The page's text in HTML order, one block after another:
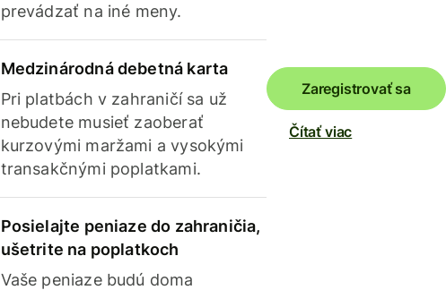
prevádzať na iné meny.
Medzinárodná debetná karta
Pri platbách v zahraničí sa už
nebudete musieť zaoberať
kurzovými maržami a vysokými
transakčnými poplatkami.
Posielajte peniaze do zahraničia,
ušetrite na poplatkoch
Vaše peniaze budú doma
Zaregistrovať sa
Čítať viac